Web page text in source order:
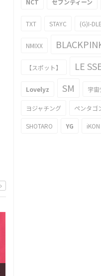
NCT セブンティーン
TXT STAYC (G)I-DLE
NMIXX
【スポット】 LE
Lovelyz SM 宇
ヨジャチング ペンタゴ
SHOTARO YG iKON